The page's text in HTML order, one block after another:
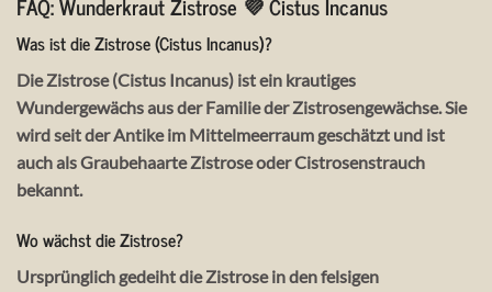
Was ist die Zistrose (Cistus Incanus)?
Die Zistrose (Cistus Incanus) ist ein krautiges
Wundergewächs aus der Familie der Zistrosengewächse. Sie
wird seit der Antike im Mittelmeerraum geschätzt und ist
auch als Graubehaarte Zistrose oder Cistrosenstrauch
bekannt.
Wo wächst die Zistrose?
Ursprünglich gedeiht die Zistrose in den felsigen